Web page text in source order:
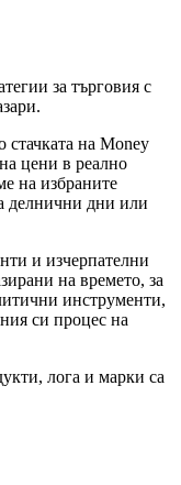
за търговия с
стачката на Money
цени в реално
на избраните
делнични дни или
и изчерпателни
на времето, за
инструменти,
си процес на
лога и марки са